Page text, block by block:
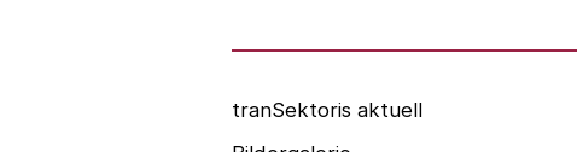
tranSektoris aktuell